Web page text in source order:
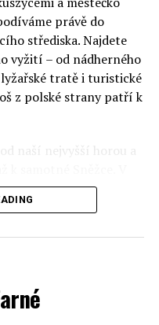
právě do
střediska. Najdete
vyžití – od nádherného
tratě i turistické
z polské strany patří k
naší nejvyšší horou a
ale díky turistům
městě. Však
příjezd a parkování
již v Karpaczi